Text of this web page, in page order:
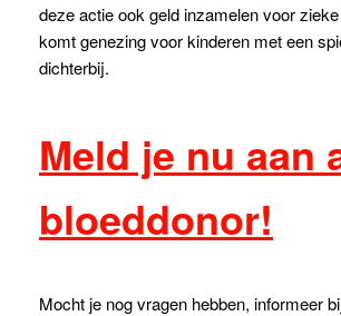
deze actie ook geld inzamelen voor
komt genezing voor kinderen met een
dichterbij.
Meld je nu aan
bloeddonor!
Mocht je nog vragen hebben, informeer